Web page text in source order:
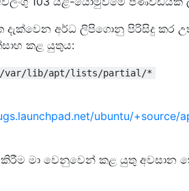
දැක්වෙන අර්ධ ලිපිගොනු පිරිසිදු කර
කළ යුතුය:
/var/lib/apt/lists/partial/*
ubuntu/+source/
කිරීම මා වෙනුවෙන් කළ යුතු අවසාන